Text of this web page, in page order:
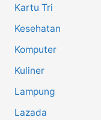
Kartu Tri
Kesehatan
Komputer
Kuliner
Lampung
Lazada